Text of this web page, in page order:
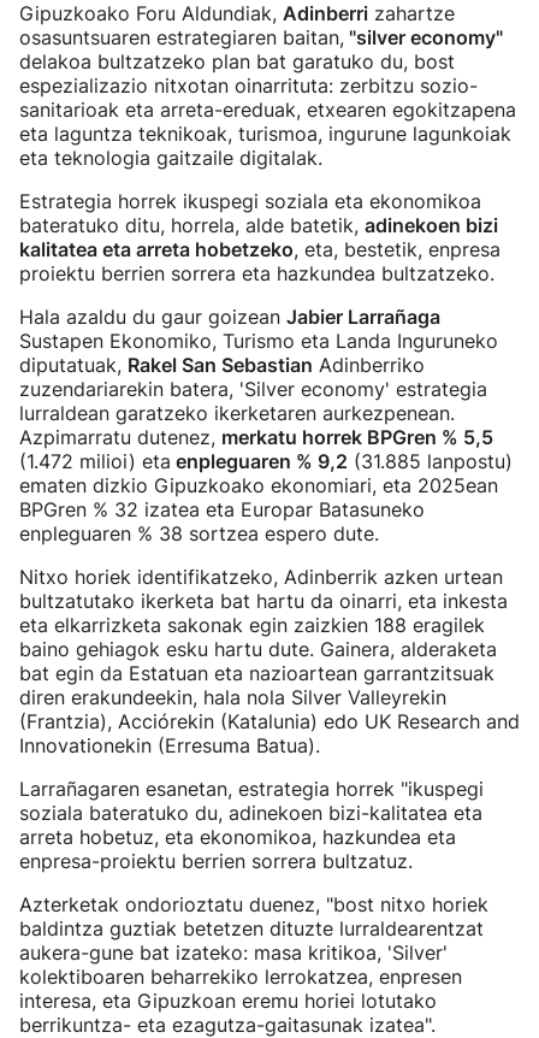
Gipuzkoako Foru Aldundiak, Adinberri zahartze
osasuntsuaren estrategiaren baitan, "silver economy"
delakoa bultzatzeko plan bat garatuko du, bost
espezializazio nitxotan oinarrituta: zerbitzu sozio-
sanitarioak eta arreta-ereduak, etxearen egokitzapena
eta laguntza teknikoak, turismoa, ingurune lagunkoiak
eta teknologia gaitzaile digitalak.
Estrategia horrek ikuspegi soziala eta ekonomikoa
bateratuko ditu, horrela, alde batetik, adinekoen bizi
kalitatea eta arreta hobetzeko, eta, bestetik, enpresa
proiektu berrien sorrera eta hazkundea bultzatzeko.
Hala azaldu du gaur goizean Jabier Larrañaga
Sustapen Ekonomiko, Turismo eta Landa Inguruneko
diputatuak, Rakel San Sebastian Adinberriko
zuzendariarekin batera, 'Silver economy' estrategia
lurraldean garatzeko ikerketaren aurkezpenean.
Azpimarratu dutenez, merkatu horrek BPGren % 5,5
(1.472 milioi) eta enpleguaren % 9,2 (31.885 lanpostu)
ematen dizkio Gipuzkoako ekonomiari, eta 2025ean
BPGren % 32 izatea eta Europar Batasuneko
enpleguaren % 38 sortzea espero dute.
Nitxo horiek identifikatzeko, Adinberrik azken urtean
bultzatutako ikerketa bat hartu da oinarri, eta inkesta
eta elkarrizketa sakonak egin zaizkien 188 eragilek
baino gehiagok esku hartu dute. Gainera, alderaketa
bat egin da Estatuan eta nazioartean garrantzitsuak
diren erakundeekin, hala nola Silver Valleyrekin
(Frantzia), Acciórekin (Katalunia) edo UK Research and
Innovationekin (Erresuma Batua).
Larrañagaren esanetan, estrategia horrek "ikuspegi
soziala bateratuko du, adinekoen bizi-kalitatea eta
arreta hobetuz, eta ekonomikoa, hazkundea eta
enpresa-proiektu berrien sorrera bultzatuz.
Azterketak ondorioztatu duenez, "bost nitxo horiek
baldintza guztiak betetzen dituzte lurraldearentzat
aukera-gune bat izateko: masa kritikoa, 'Silver'
kolektiboaren beharrekiko lerrokatzea, enpresen
interesa, eta Gipuzkoan eremu horiei lotutako
berrikuntza- eta ezagutza-gaitasunak izatea".